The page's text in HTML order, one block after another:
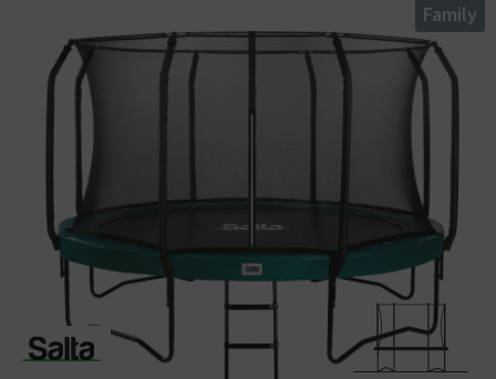
De trampoline is uitgevoerd met extra dikke gegalvaniseerde buizen
zodat je zeker bent van de meest solide frameconstructie. De First
Class is met zijn unieke en strakke design een echte uitblinker in je tuin!
De glanzende veiligheidsrand met een dikte van maar liefst 0,76 mm,
geeft de First Class een hoogwaardige en zeer luxe uitstraling. De rand
bedekken. Met een veerlengte van 210 mm kun je hoge en krachtige
sprongen maken. Mocht je je stabiliteit of evenwicht tijdens het
springen even verliezen, dan zorgt het strakke fijnmazige
veiligheidsnet met zelfsluitende ingang ervoor dat je altijd veilig en
zacht landt.
Inclusief ladder
Bij de Salta First Class krijg je naast de complete trampoline ook een
trampoline ladder meegeleverd. Een perfect hulpmiddel voor kinderen
om de trampoline veilig en zelfstandig op en af te klimmen. Met zijn
Family